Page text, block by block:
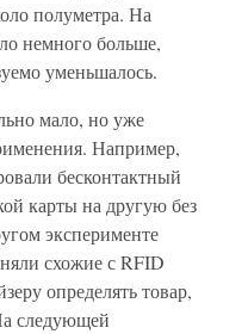
полуметра. На
немного больше,
уменьшалось.
мало, но уже
Например,
бесконтактный
карты на другую без
эксперименте
схожие с RFID
определять товар,
следующей